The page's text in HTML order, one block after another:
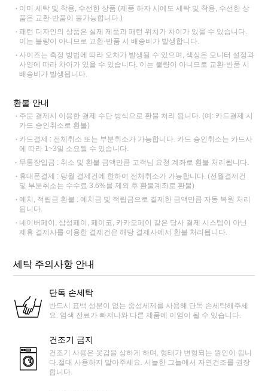
이미 세탁 및 착용, 수선한 상품 (제품 하자 시에도 세탁 및 착용, 수선한 상
품은 교환·반품이 불가능합니다.)
패턴 디자인의 상품은 실제 제품과 패턴 위치가 차이가 있을 수 있습니다.
이는 불량이 아니므로 교환·반품 시 배송비가 발생합니다.
사이즈는 측정 방법에 따라 오차가 발생될 수 있으며, 색상은 모니터 설정과
사양에 따라 차이가 있을 수 있습니다. 이는 불량이 아니므로 교환·반품 시
배송비가 발생됩니다.
환불 안내
주문 결제시 이용한 결제 수단 방식으로 환불 처리 됩니다. (예: 카드결제 시
카드 승인취소로 환불)
카드결제 : 전체취소 또는 부분취소가 가능합니다. 카드 승인취소는 카드사
에 따라 1~3일 소요될 수 있습니다.
무통장입금 : 취소 및 환불 금액만큼 고객님 요청 계좌로 환불 처리됩니다.
휴대폰결제 : 당월 결제건에 한하여 전체취소가 가능합니다. (전월결제건
및 부분취소는 수수료 3.6%를 제외 후 환불계좌로 환불)
예치, 적립금 환불 : 예치금 및 적립금으로 결제한 금액만큼 자동 복원 처리
됩니다.
네이버페이, 삼성페이, 페이코, 카카오페이 같은 당사 결제 시스템이 아닌
제휴 결제사를 이용한 결제건은 해당 결제사에서 환불 처리됩니다.
세탁 주의사항 안내
단독 손세탁
반드시 표백 성분이 없는 중성세제를 사용해 단독 손세탁해주세
요. 염색 잔료가 빠져나와 다른 제품에 이염이 될 수 있습니다.
건조기 금지
건조기 사용은 옷감을 상하게 하며, 형태가 변형되는 원인이 됩니
다.절대 사용하지 말아주세요. 서늘한 그늘에서 자연건조를 권장
합니다.